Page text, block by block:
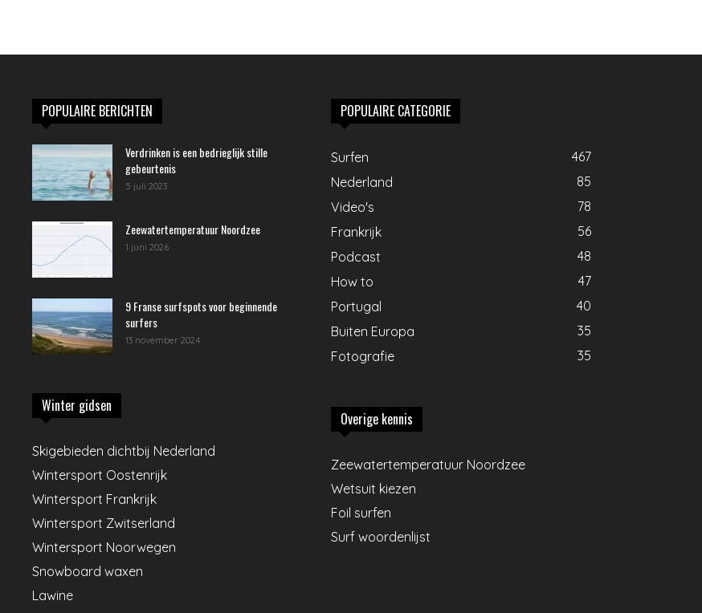
POPULAIRE BERICHTEN
Verdrinken is een bedrieglijk stille
gebeurtenis
5 juli 2023
Zeewatertemperatuur Noordzee
1 juni 2026
9 Franse surfspots voor beginnende
surfers
13 november 2024
Winter gidsen
Skigebieden dichtbij Nederland
Wintersport Oostenrijk
Wintersport Frankrijk
Wintersport Zwitserland
Wintersport Noorwegen
Snowboard waxen
Lawine
POPULAIRE CATEGORIE
Surfen
467
Nederland
85
Video's
78
Frankrijk
56
Podcast
48
How to
47
Portugal
40
Buiten Europa
35
Fotografie
35
Overige kennis
Zeewatertemperatuur Noordzee
Wetsuit kiezen
Foil surfen
Surf woordenlijst